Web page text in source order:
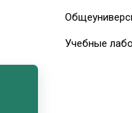
Учебные